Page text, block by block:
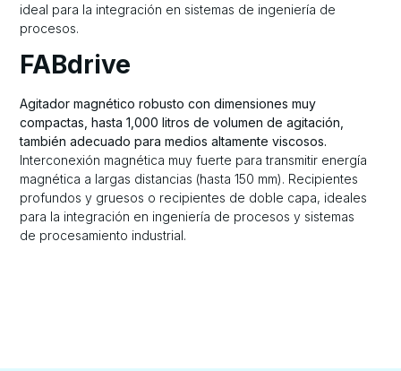
ideal para la integración en sistemas de ingeniería de
procesos.
FABdrive
Agitador magnético robusto con dimensiones muy
compactas, hasta 1,000 litros de volumen de agitación,
también adecuado para medios altamente viscosos.
Interconexión magnética muy fuerte para transmitir energía
magnética a largas distancias (hasta 150 mm). Recipientes
profundos y gruesos o recipientes de doble capa, ideales
para la integración en ingeniería de procesos y sistemas
de procesamiento industrial.